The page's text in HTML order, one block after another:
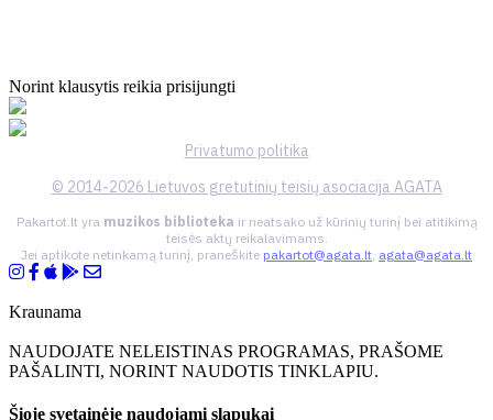
Norint klausytis reikia prisijungti
Privatumo politika
© 2014-2026 Lietuvos gretutinių teisių asociacija AGATA
Pakartot.lt yra muzikos biblioteka ir neatsako už kūrinių turinį bei atitikimą
teisės aktų reikalavimams.
Jei aptikote netinkamą turinį, praneškite pakartot@agata.lt agata@agata.lt
Kraunama
NAUDOJATE NELEISTINAS PROGRAMAS, PRAŠOME
PAŠALINTI, NORINT NAUDOTIS TINKLAPIU.
Šioje svetainėje naudojami slapukai